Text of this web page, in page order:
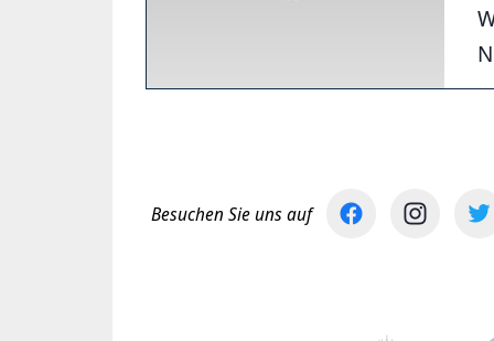
Besuchen Sie uns auf